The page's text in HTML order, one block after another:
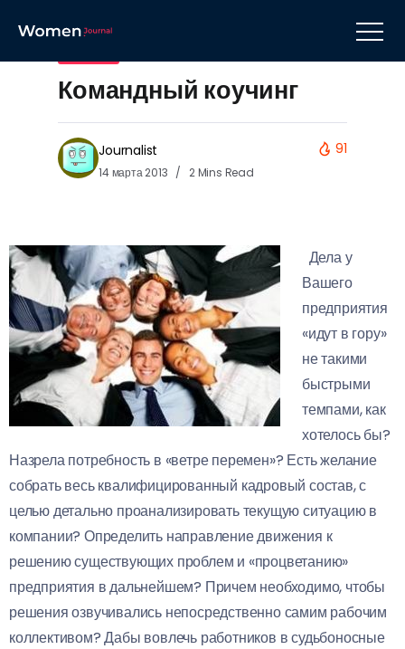
Командный коучинг
Journalist
14 марта 2013 2 Mins Read
91
Дела у
Вашего
предприятия
«идут в гору»
не такими
быстрыми
темпами, как
хотелось бы?
Назрела потребность в «ветре перемен»? Есть желание
собрать весь квалифицированный кадровый состав, с
целью детально проанализировать текущую ситуацию в
компании? Определить направление движения к
решению существующих проблем и «процветанию»
предприятия в дальнейшем? Причем необходимо, чтобы
решения озвучивались непосредственно самим рабочим
коллективом? Дабы вовлечь работников в судьбоносные